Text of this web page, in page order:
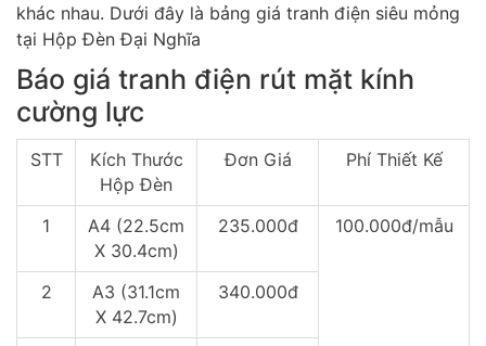
khác nhau. Dưới đây là bảng giá tranh điện siêu mỏng
tại Hộp Đèn Đại Nghĩa
Báo giá tranh điện rút mặt kính
cường lực
STT
Kích Thước
Hộp Đèn
Đơn Giá Phí Thiết Kế
1
A4 (22.5cm
X 30.4cm)
235.000đ 100.000đ/mẫu
2
A3 (31.1cm
X 42.7cm)
340.000đ